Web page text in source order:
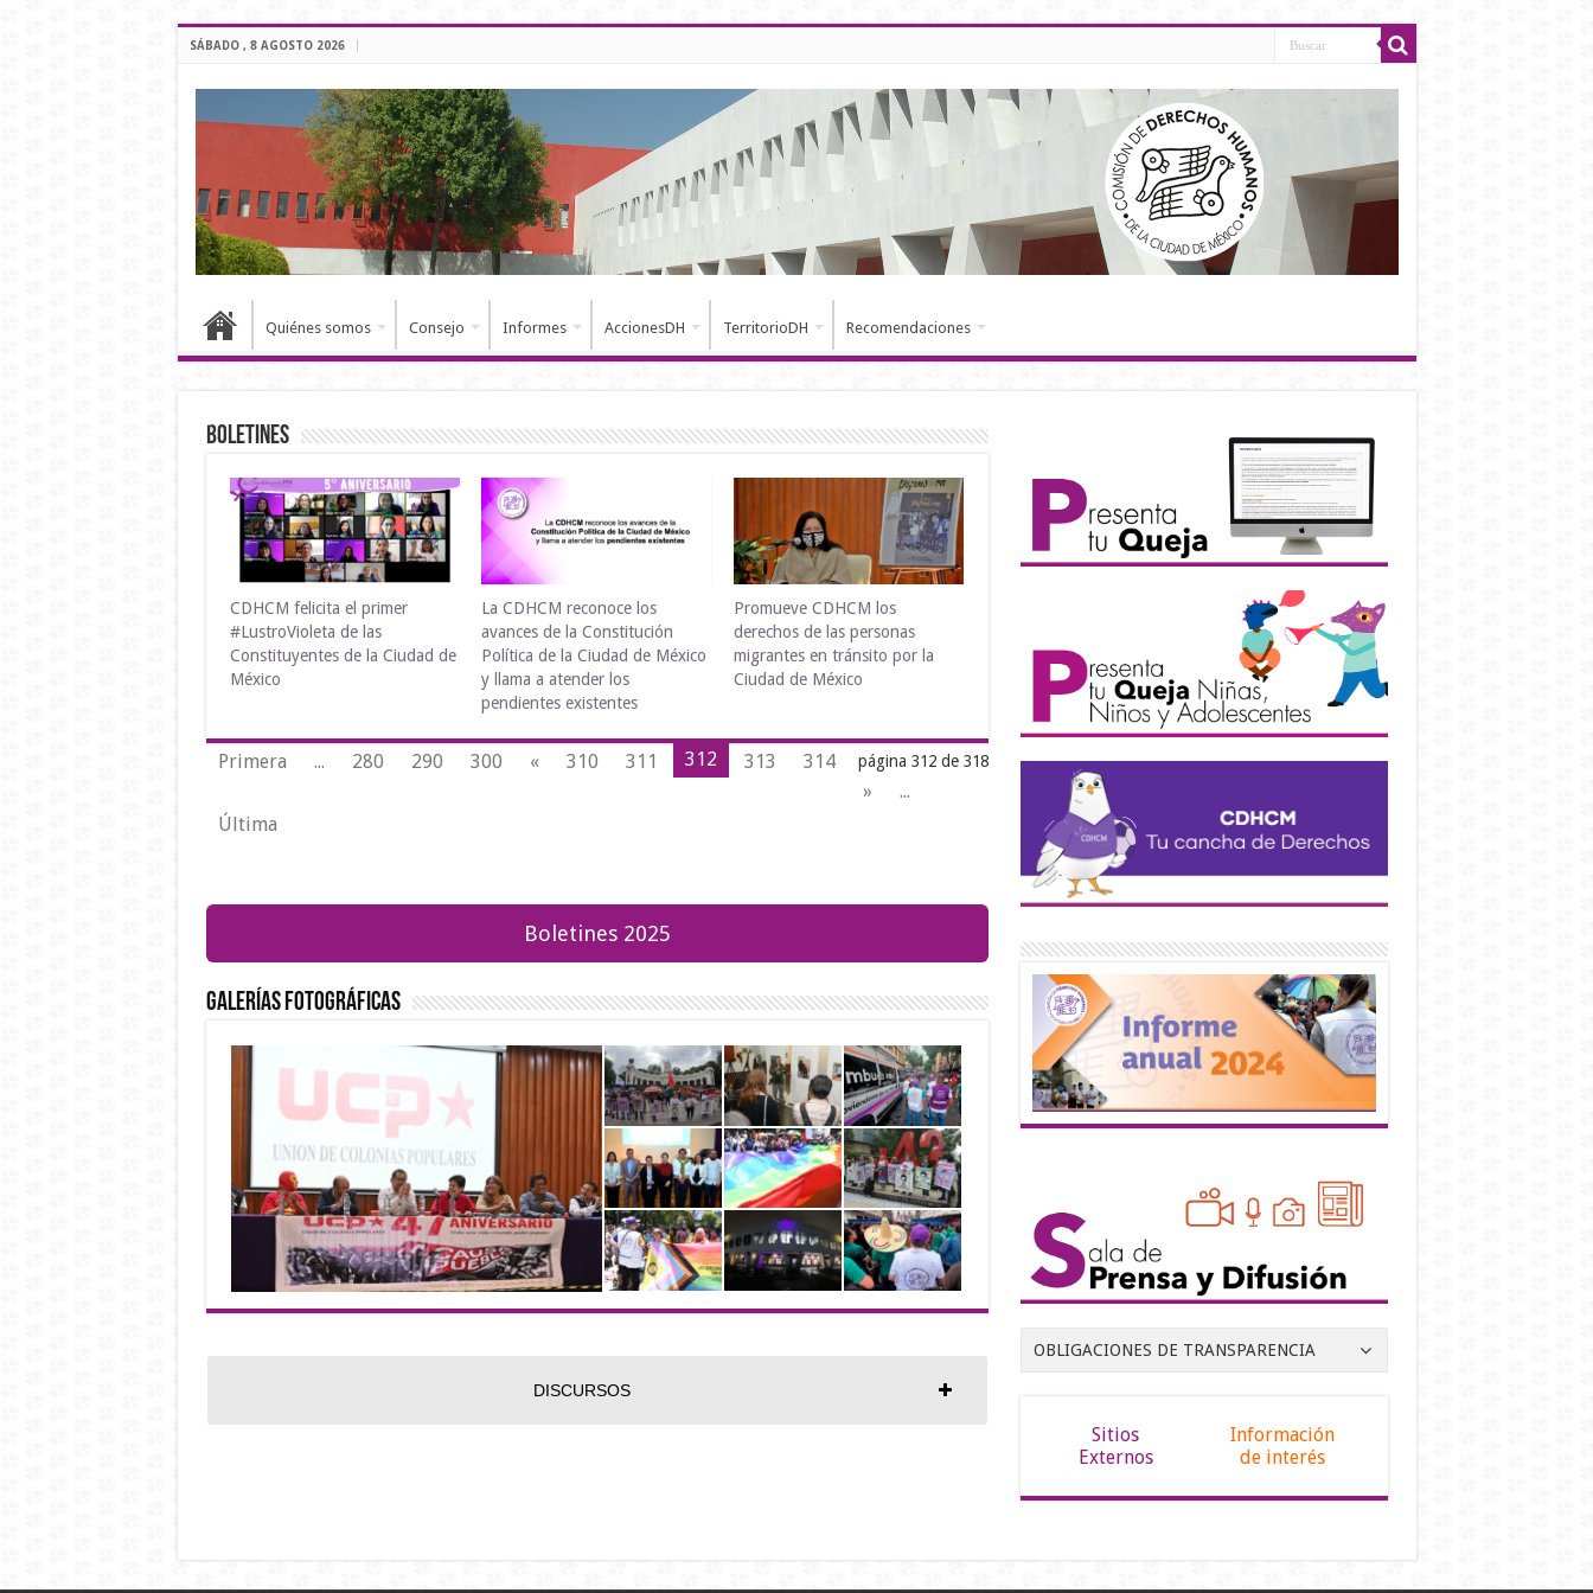
SÁBADO , 8 AGOSTO 2026
Quiénes somos Consejo Informes AccionesDH TerritorioDH Recomendaciones
Boletines
CDHCM felicita el primer
#LustroVioleta de las
Constituyentes de la Ciudad de
México
La CDHCM reconoce los
avances de la Constitución
Política de la Ciudad de México
y llama a atender los
pendientes existentes
Promueve CDHCM los
derechos de las personas
migrantes en tránsito por la
Ciudad de México
página 312 de 318
Primera ... 280 290 300 « 310 311 312 313
314
»
...
Última
Boletines 2025
GALERÍAS FOTOGRÁFICAS
DISCURSOS
OBLIGACIONES DE TRANSPARENCIA
Sitios
Externos
Información
de interés